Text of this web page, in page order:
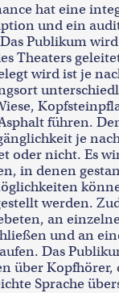
hat eine
und ein
Publikum
Theaters
wird ist je
führen.
je
oder nicht. Es
in denen
werden.
an
und an
Das
über
Sprache